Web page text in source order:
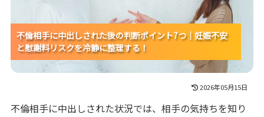
不倫相手に中出しされた後の判断ポイント7つ｜妊娠不安
と慰謝料リスクを冷静に整理する！
不倫相手に中出しされた後の判断ポイント7つ｜妊娠不安
と慰謝料リスクを冷静に整理する！
不倫相手に中出しされた後の判断ポイント7つ｜妊娠不安
と慰謝料リスクを冷静に整理する！
2026年05月15日
不倫相手に中出しされた状況では、相手の気持ちを知り